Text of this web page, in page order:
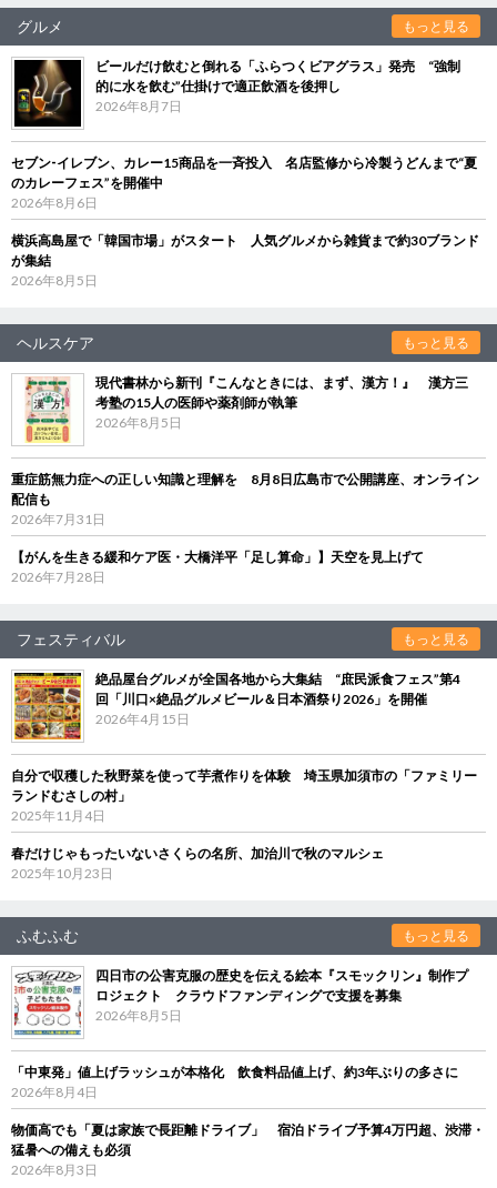
グルメ もっと見る
ビールだけ飲むと倒れる「ふらつくビアグラス」発売 “強制
的に水を飲む”仕掛けで適正飲酒を後押し
2026年8月7日
セブン‐イレブン、カレー15商品を一斉投入 名店監修から冷製うどんまで“夏
のカレーフェス”を開催中
2026年8月6日
横浜高島屋で「韓国市場」がスタート 人気グルメから雑貨まで約30ブランド
が集結
2026年8月5日
ヘルスケア もっと見る
現代書林から新刊『こんなときには、まず、漢方！』 漢方三
考塾の15人の医師や薬剤師が執筆
2026年8月5日
重症筋無力症への正しい知識と理解を 8月8日広島市で公開講座、オンライン
配信も
2026年7月31日
【がんを生きる緩和ケア医・大橋洋平「足し算命」】天空を見上げて
2026年7月28日
フェスティバル もっと見る
絶品屋台グルメが全国各地から大集結 “庶民派食フェス”第4
回「川口×絶品グルメビール＆日本酒祭り2026」を開催
2026年4月15日
自分で収穫した秋野菜を使って芋煮作りを体験 埼玉県加須市の「ファミリー
ランドむさしの村」
2025年11月4日
春だけじゃもったいないさくらの名所、加治川で秋のマルシェ
2025年10月23日
ふむふむ もっと見る
四日市の公害克服の歴史を伝える絵本『スモックリン』制作プ
ロジェクト クラウドファンディングで支援を募集
2026年8月5日
「中東発」値上げラッシュが本格化 飲食料品値上げ、約3年ぶりの多さに
2026年8月4日
物価高でも「夏は家族で長距離ドライブ」 宿泊ドライブ予算4万円超、渋滞・
猛暑への備えも必須
2026年8月3日